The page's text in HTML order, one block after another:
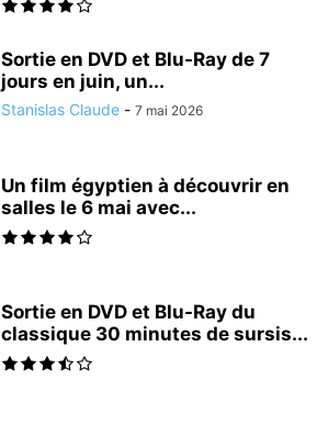
Sortie en DVD et Blu-Ray de 7
jours en juin, un...
Stanislas Claude - 7 mai 2026
Un film égyptien à découvrir en
salles le 6 mai avec...
Sortie en DVD et Blu-Ray du
classique 30 minutes de sursis...